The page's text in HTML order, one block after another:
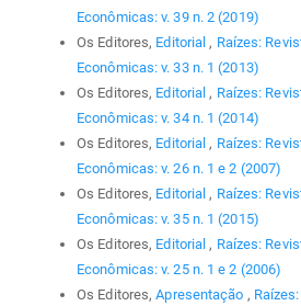
Econômicas: v. 39 n. 2 (2019)
Os Editores, Editorial, Raízes:
Econômicas: v. 33 n. 1 (2013)
Os Editores, Editorial, Raízes:
Econômicas: v. 34 n. 1 (2014)
Os Editores, Editorial, Raízes:
Econômicas: v. 26 n. 1 e 2 (2007)
Os Editores, Editorial, Raízes:
Econômicas: v. 35 n. 1 (2015)
Os Editores, Editorial, Raízes:
Econômicas: v. 25 n. 1 e 2 (2006)
Os Editores,Apresentação ,